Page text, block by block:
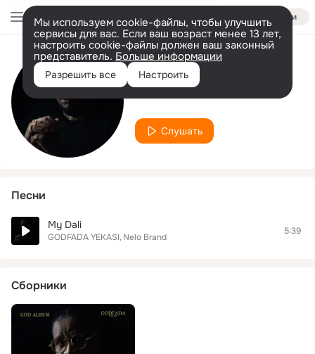
Войти
Мы используем cookie-файлы, чтобы улучшить
сервисы для вас. Если ваш возраст менее 13 лет,
настроить cookie-файлы должен ваш законный
представитель. Больше информации
Разрешить все Настроить
Исполнитель
Nelo Brand
Слушать
Песни
My Dali
GODFADA YEKASI Nelo Brand
5:39
Сборники